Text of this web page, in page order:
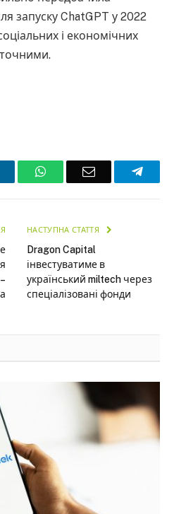
запуску ChatGPT у 2022
і економічних
WhatsAppEmail
НАСТУПНА СТАТТЯ
Dragon Capital
інвестуватиме в
український miltech через
спеціалізовані фонди